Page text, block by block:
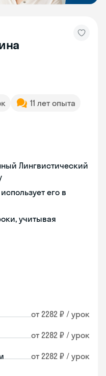
11 лет опыта
Лингвистический
его в
учитывая
от 2282 ₽ / урок
от 2282 ₽ / урок
от 2282 ₽ / урок